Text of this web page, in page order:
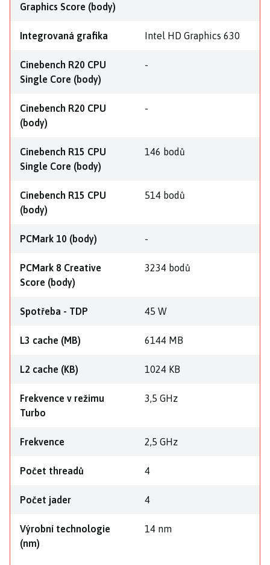
Graphics Score (body)
Integrovaná grafika Intel HD Graphics 630
Cinebench R20 CPU
Single Core (body)
-
Cinebench R20 CPU
(body)
-
Cinebench R15 CPU
Single Core (body)
146 bodů
Cinebench R15 CPU
(body)
514 bodů
PCMark 10 (body) -
PCMark 8 Creative
Score (body)
3234 bodů
Spotřeba - TDP 45 W
L3 cache (MB) 6144 MB
L2 cache (KB) 1024 KB
Frekvence v režimu
Turbo
3,5 GHz
Frekvence 2,5 GHz
Počet threadů 4
Počet jader 4
Výrobní technologie
(nm)
14 nm